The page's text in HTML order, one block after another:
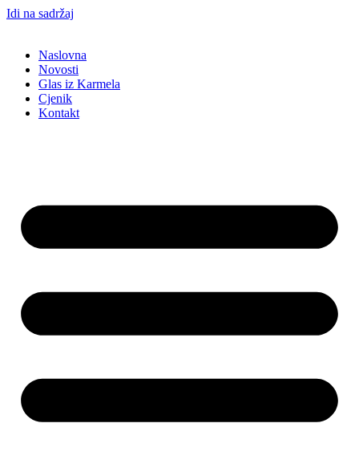
Idi na sadržaj
Naslovna
Novosti
Glas iz Karmela
Cjenik
Kontakt